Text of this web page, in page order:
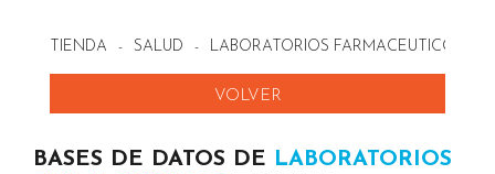
TIENDA - SALUD - LABORATORIOS FARMACEUTICOS EN
VOLVER
BASES DE DATOS DE LABORATORIOS